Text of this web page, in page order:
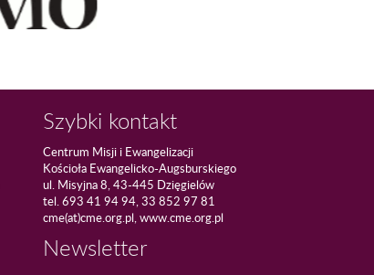
Szybki kontakt
Centrum Misji i Ewangelizacji
Kościoła Ewangelicko-Augsburskiego
ul. Misyjna 8, 43-445 Dzięgielów
tel. 693 41 94 94, 33 852 97 81
cme(at)cme.org.pl, www.cme.org.pl
Newsletter